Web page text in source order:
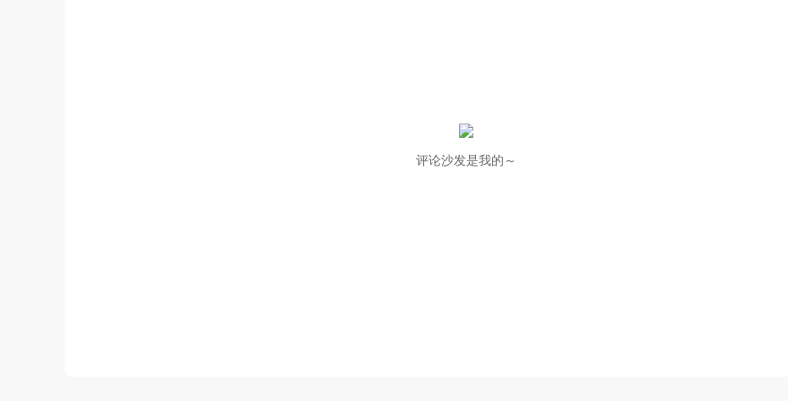
评论沙发是我的～